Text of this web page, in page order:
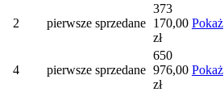
2 pierwsze sprzedane
373
170,00
zł
Pokaż
4 pierwsze sprzedane
650
976,00
zł
Pokaż